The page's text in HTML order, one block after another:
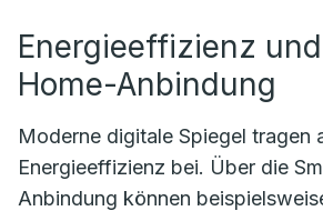
Energieeffizienz
Home-Anbindung
Moderne digitale Spiegel tragen
Energieeffizienz bei. Über die
Anbindung können